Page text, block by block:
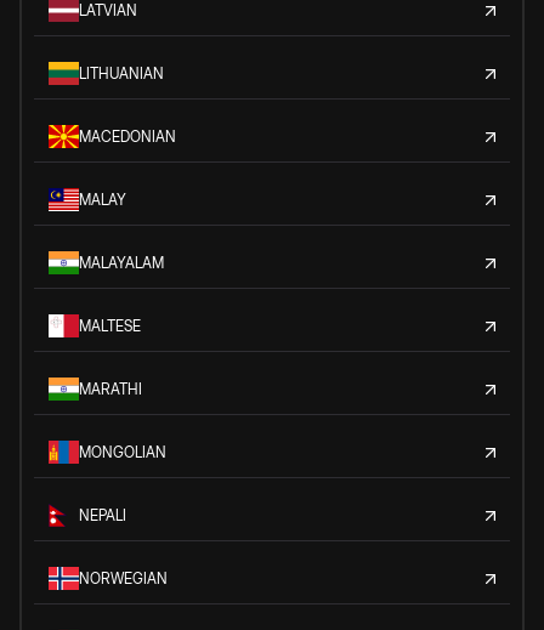
LATVIAN
LITHUANIAN
MACEDONIAN
MALAY
MALAYALAM
MALTESE
MARATHI
MONGOLIAN
NEPALI
NORWEGIAN